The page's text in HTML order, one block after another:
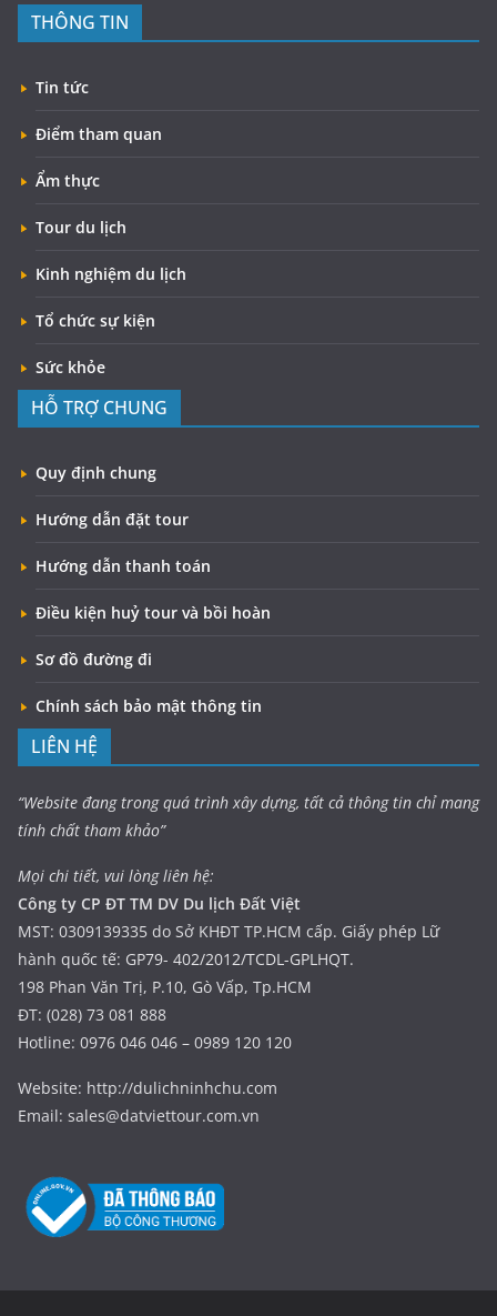
THÔNG TIN
Tin tức
Điểm tham quan
Ẩm thực
Tour du lịch
Kinh nghiệm du lịch
Tổ chức sự kiện
Sức khỏe
HỖ TRỢ CHUNG
Quy định chung
Hướng dẫn đặt tour
Hướng dẫn thanh toán
Điều kiện huỷ tour và bồi hoàn
Sơ đồ đường đi
Chính sách bảo mật thông tin
LIÊN HỆ
“Website đang trong quá trình xây dựng, tất cả thông tin chỉ mang
tính chất tham khảo”
Mọi chi tiết, vui lòng liên hệ:
Công ty CP ĐT TM DV Du lịch Đất Việt
MST: 0309139335 do Sở KHĐT TP.HCM cấp. Giấy phép Lữ
hành quốc tế: GP79- 402/2012/TCDL-GPLHQT.
198 Phan Văn Trị, P.10, Gò Vấp, Tp.HCM
ĐT: (028) 73 081 888
Hotline: 0976 046 046 – 0989 120 120
Website: http://dulichninhchu.com
Email: sales@datviettour.com.vn